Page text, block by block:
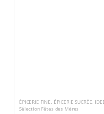
ÉPICERIE FINE ÉPICERIE SUCRÉE
Sélection Fêtes des Mères